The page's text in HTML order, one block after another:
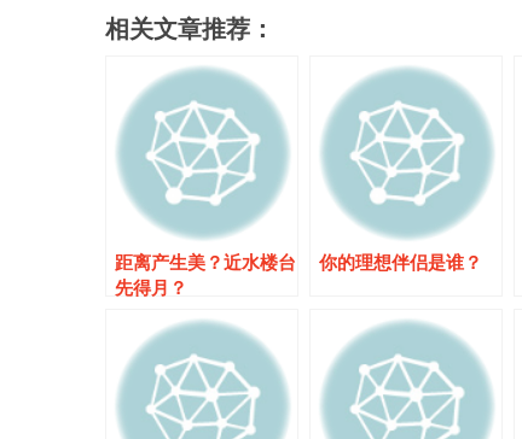
相关文章推荐：
距离产生美？近水楼台
先得月？
你的理想伴侣是谁？